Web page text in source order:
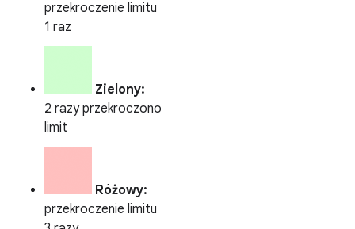
przekroczenie limitu
1 raz
Zielony:
2 razy przekroczono
limit
Różowy:
przekroczenie limitu